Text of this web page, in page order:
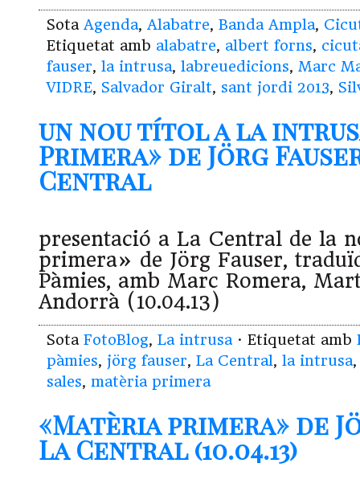
Sota Agenda, Alabatre, Banda Ampla,
Etiquetat amb alabatre, albert forns,
fauser, la intrusa, labreuedicions, Marc
VIDRE, Salvador Giralt, sant jordi 2013,
un nou títol a la
Primera» de Jörg
Central
presentació a La Central de la
primera» de Jörg Fauser,
Pàmies, amb Marc Romera,
Andorrà (10.04.13)
Sota FotoBlog, La intrusa · Etiquetat amb
pàmies, jörg fauser, La Central, la intrusa
sales, matèria primera
«Matèria primera» de
La Central (10.04.13)